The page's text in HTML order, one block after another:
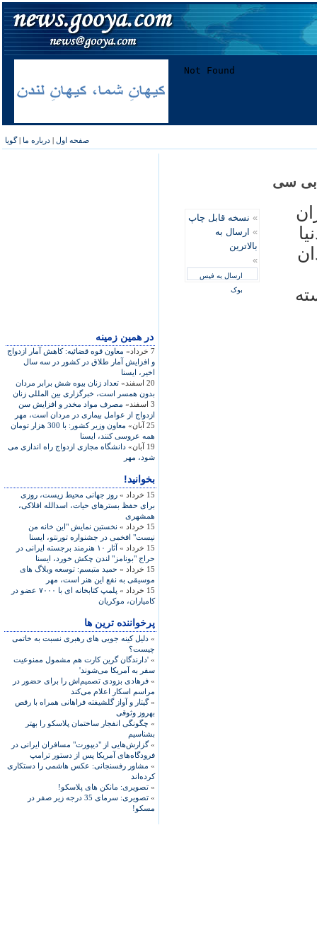
صفحه اول | درباره ما |گویا
در همين زمينه
7 خرداد»
معاون قوه قضائيه: کاهش آمار ازدواج
و افزايش آمار طلاق در کشور در سه سال
اخير، ايسنا
20 اسفند»
تعداد زنان بيوه شش برابر مردان
بدون همسر است، خبرگزاری بين المللی زنان
3 اسفند»
مصرف مواد مخدر و افزایش سن
ازدواج از عوامل بیماری در مردان است، مهر
25 آبان»
معاون وزیر کشور: با 300 هزار تومان
همه عروسی کنند، ايسنا
19 آبان»
دانشگاه مجازی ازدواج راه اندازی می
شود، مهر
بخوانید!
15 خرداد »
روز جهانی محيط‌ زيست، روزی
برای حفظ بسترهای حيات، اسدالله افلاکی،
همشهری
15 خرداد »
نخستين نمايش "اين خانه من
نيست" افخمی در جشنواره‌ تورنتو، ايسنا
15 خرداد »
آثار ۱۰ هنرمند برجسته ايرانی در
حراج "بونامز" لندن چکش خورد، ايسنا
15 خرداد »
حميد متبسم: توسعه وبلاگ های
موسيقی به نفع اين هنر است، مهر
15 خرداد »
پلمپ کتابخانه ای با ۷۰۰۰ عضو در
کامياران، موکريان
پرخواننده ترین ها
» دلیل کینه جویی های رهبری نسبت به خاتمی
چیست؟
» 'دارندگان گرین کارت هم مشمول ممنوعیت
سفر به آمریکا می‌شوند'
» فرهادی بزودی تصمیم‌اش را برای حضور در
مراسم اسکار اعلام می‌کند
»گیتار و آواز گلشیفته فراهانی همراه با رقص
بهروز وثوقی
» چگونگی انفجار ساختمان پلاسکو را بهتر
بشناسیم
»گزارش‌هایی از "دیپورت" مسافران ایرانی در
فرودگاه‌های آمریکا پس از دستور ترامپ
» مشاور رفسنجانی: عکس هاشمی را دستکاری
کرده‌اند
» تصویری: مانکن های پلاسکو!
»
تصویری: سرمای 35 درجه زیر صفر در
مسکو!
بی سی
» نسخه قابل چاپ
» ارسال به
بالاترین
»
ارسال به فیس
بوک